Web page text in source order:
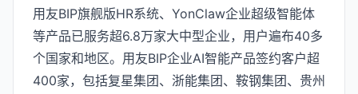
用友BIP旗舰版HR系统、YonClaw企业超级智能体
等产品已服务超6.8万家大中型企业，用户遍布40多
个国家和地区。用友BIP企业AI智能产品签约客户超
400家，包括复星集团、浙能集团、鞍钢集团、贵州